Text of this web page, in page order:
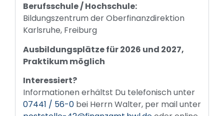
Berufsschule / Hochschule:
Bildungszentrum der Oberfinanzdirektion
Karlsruhe, Freiburg
Ausbildungsplätze für 2026 und 2027,
Praktikum möglich
Interessiert?
Informationen erhältst Du telefonisch unter
07441 / 56-0 bei Herrn Walter, per mail unter